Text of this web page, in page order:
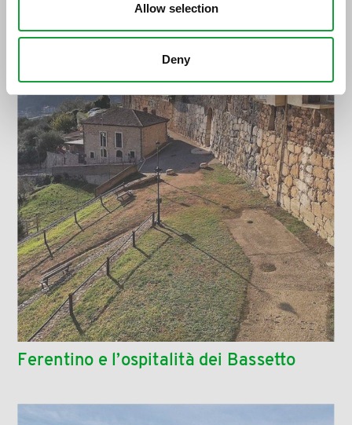
Allow selection
Deny
Ferentino e l’ospitalità dei Bassetto